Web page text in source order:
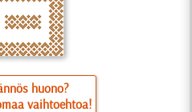
huono?
vaihtoehtoa!